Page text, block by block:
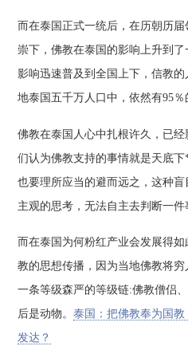
而在泰国正式一统后，在历朝历
崇下，佛教在泰国的影响上升到
影响迅速普及到全国上下，信教
地泰国五千万人口中，依然有95％
佛教在泰国人心中扎根许久，已
们认为佛教支持的事情就是天底
也要理所应当的避而远之，这种
主观的思考，无法自主去判断一件
而在泰国为何粉红产业会发展得
教的思想传播，因为当地佛教将
一条等级森严的等级链:佛教僧侣
后是动物。泰国：把佛教奉为国教
发达？